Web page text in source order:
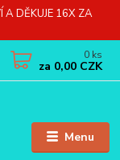
A DĚKUJE 16X ZA
Menu
0 ks
za 0,00 CZK